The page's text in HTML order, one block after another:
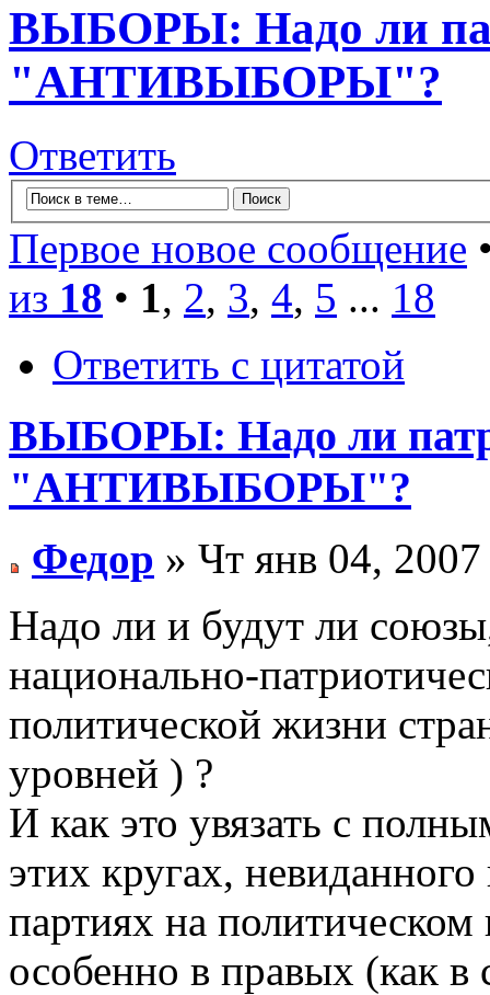
ВЫБОРЫ: Надо ли
"АНТИВЫБОРЫ"?
Ответить
Первое новое сообщение
из 18 • 1, 2, 3, 4, 5 ... 18
Ответить с цитатой
ВЫБОРЫ: Надо ли
"АНТИВЫБОРЫ"?
Федор » Чт янв 04,
Надо ли и будут ли
национально-
политической жизни
уровней ) ?
И как это увязать с
этих кругах,
партиях на
особенно в правых (как в